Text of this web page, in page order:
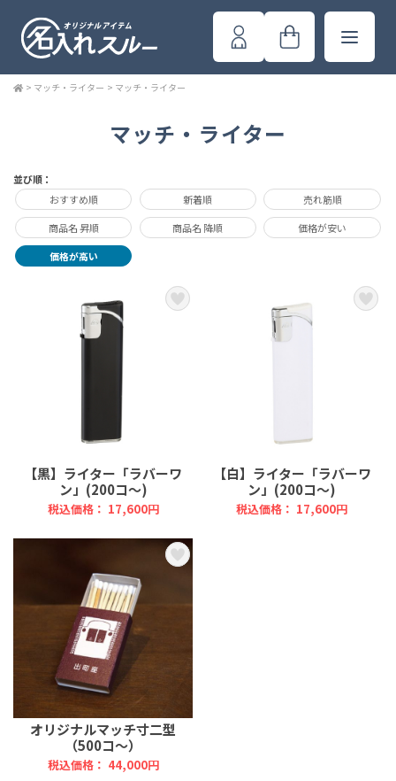
> マッチ・ライター > マッチ・ライター
マッチ・ライター
並び順：
おすすめ順
新着順 売れ筋順
商品名 昇順 商品名 降順 価格が安い
価格が高い
【黒】ライター「ラバーワ
ン」(200コ～)
税込価格： 17,600円
【白】ライター「ラバーワ
ン」(200コ～)
税込価格： 17,600円
オリジナルマッチ寸二型
（500コ～）
税込価格： 44,000円